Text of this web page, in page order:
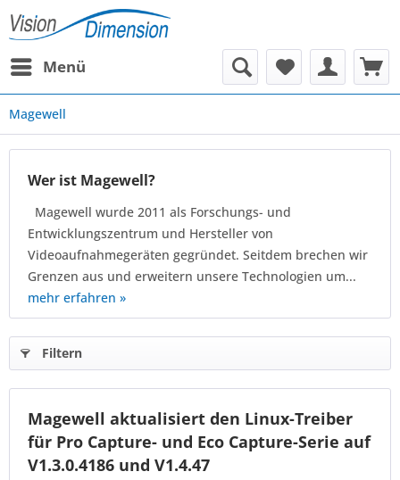
Menü
Magewell
Wer ist Magewell?
Magewell wurde 2011 als Forschungs- und
Entwicklungszentrum und Hersteller von
Videoaufnahmegeräten gegründet. Seitdem brechen wir
Grenzen aus und erweitern unsere Technologien um...
mehr erfahren »
Filtern
Magewell aktualisiert den Linux-Treiber
für Pro Capture- und Eco Capture-Serie auf
V1.3.0.4186 und V1.4.47